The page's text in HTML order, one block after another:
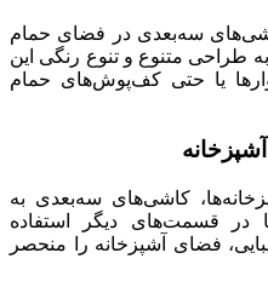
سه‌بعدی در فضای حمام
طراحی متنوع و تنوع رنگی این
یا حتی کف‌پوش‌های حمام
کاشی‌های سه‌بعدی به
در قسمت‌های دیگر استفاده
فضای آشپزخانه را منحصر